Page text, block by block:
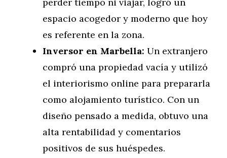
espacio acogedor y moderno que hoy
es referente en la zona.
Inversor en Marbella: Un extranjero
compró una propiedad vacía y utilizó
el interiorismo online para prepararla
como alojamiento turístico. Con un
diseño pensado a medida, obtuvo una
alta rentabilidad y comentarios
positivos de sus huéspedes.